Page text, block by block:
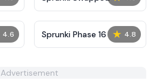
4.6 ★ 4.8
Sprunki Phase 16
Advertisement